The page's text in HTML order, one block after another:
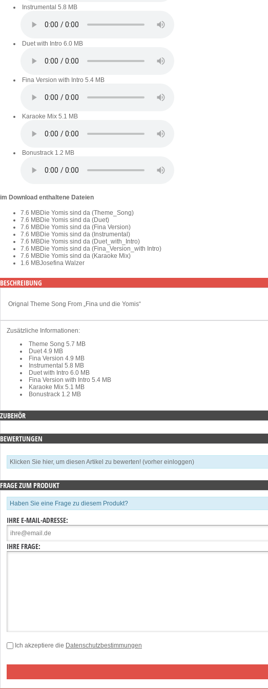
Instrumental 5.8 MB
Duet with Intro 6.0 MB
Fina Version with Intro 5.4 MB
Karaoke Mix 5.1 MB
Bonustrack 1.2 MB
im Download enthaltene Dateien
7.6 MBDie Yomis sind da (Theme_Song)
7.6 MBDie Yomis sind da (Duet)
7.6 MBDie Yomis sind da (Fina Version)
7.6 MBDie Yomis sind da (Instrumental)
7.6 MBDie Yomis sind da (Duet_with_Intro)
7.6 MBDie Yomis sind da (Fina_Version_with Intro)
7.6 MBDie Yomis sind da (Karaoke Mix)
1.6 MBJosefina Walzer
BESCHREIBUNG
Orignal Theme Song From „Fina und die Yomis“
Zusätzliche Informationen:
Theme Song 5.7 MB
Duet4.9 MB
Fina Version 4.9 MB
Instrumental 5.8 MB
Duet with Intro 6.0 MB
Fina Version with Intro 5.4 MB
Karaoke Mix 5.1 MB
Bonustrack 1.2 MB
ZUBEHÖR
BEWERTUNGEN
Klicken Sie hier, um diesen Artikel zu bewerten! (vorher einloggen)
FRAGE ZUM PRODUKT
Haben Sie eine Frage zu diesem Produkt?
IHRE E-MAIL-ADRESSE:
IHRE FRAGE:
Ich akzeptiere die Datenschutzbestimmungen